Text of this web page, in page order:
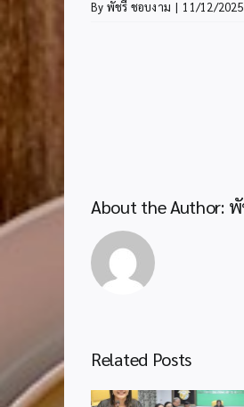
By พัชรี ชอบงาม | 11/12/2025
About the Author: พั
Related Posts